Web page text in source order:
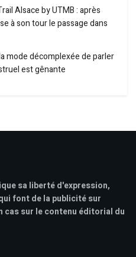
Alsace by UTMB : après
à son tour le passage dans
mode décomplexée de parler
est gênante
sa liberté d'expression,
font de la publicité sur
cas sur le contenu éditorial du